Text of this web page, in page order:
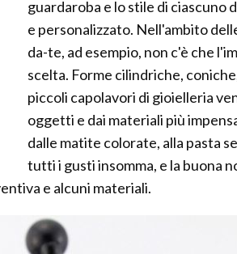
guardaroba e lo stile di ciascuno
e personalizzato. Nell'ambito
da-te, ad esempio, non c'è che
scelta. Forme cilindriche,
piccoli capolavori di gioielleria
oggetti e dai materiali più
dalle matite colorate, alla pasta
tutti i gusti insomma, e la buona
e alcuni materiali.